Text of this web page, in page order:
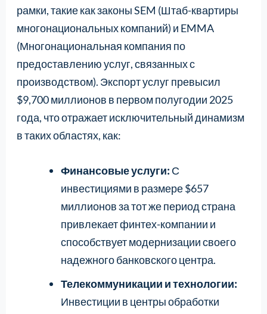
рамки, такие как законы SEM (Штаб-квартиры
многонациональных компаний) и EMMA
(Многонациональная компания по
предоставлению услуг, связанных с
производством). Экспорт услуг превысил
$9,700 миллионов в первом полугодии 2025
года, что отражает исключительный динамизм
в таких областях, как:
Финансовые услуги: С
инвестициями в размере $657
миллионов за тот же период страна
привлекает финтех-компании и
способствует модернизации своего
надежного банковского центра.
Телекоммуникации и технологии:
Инвестиции в центры обработки